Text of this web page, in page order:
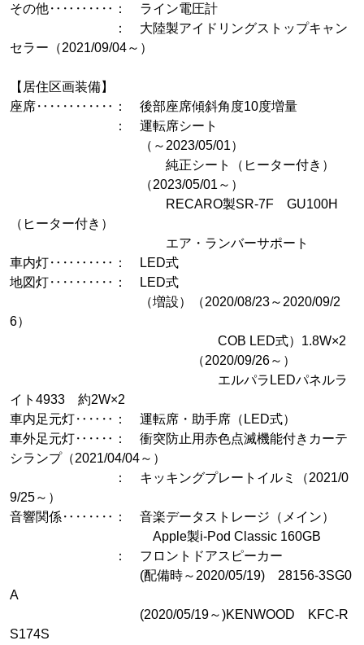
その他‥‥‥‥‥： ライン電圧計
： 大陸製アイドリングストップキャン
セラー（2021/09/04～）
【居住区画装備】
座席‥‥‥‥‥‥： 後部座席傾斜角度10度増量
： 運転席シート
（～2023/05/01）
純正シート（ヒーター付き）
（2023/05/01～）
RECARO製SR-7F GU100H
（ヒーター付き）
エア・ランバーサポート
車内灯‥‥‥‥‥： LED式
地図灯‥‥‥‥‥： LED式
（増設）（2020/08/23～2020/09/2
6）
COB LED式）1.8W×2
（2020/09/26～）
エルパラLEDパネルラ
イト4933 約2W×2
車内足元灯‥‥‥： 運転席・助手席（LED式）
車外足元灯‥‥‥： 衝突防止用赤色点滅機能付きカーテ
シランプ（2021/04/04～）
： キッキングプレートイルミ（2021/0
9/25～）
音響関係‥‥‥‥： 音楽データストレージ（メイン）
Apple製i-Pod Classic 160GB
： フロントドアスピーカー
(配備時～2020/05/19) 28156-3SG0
A
(2020/05/19～)KENWOOD KFC-R
S174S